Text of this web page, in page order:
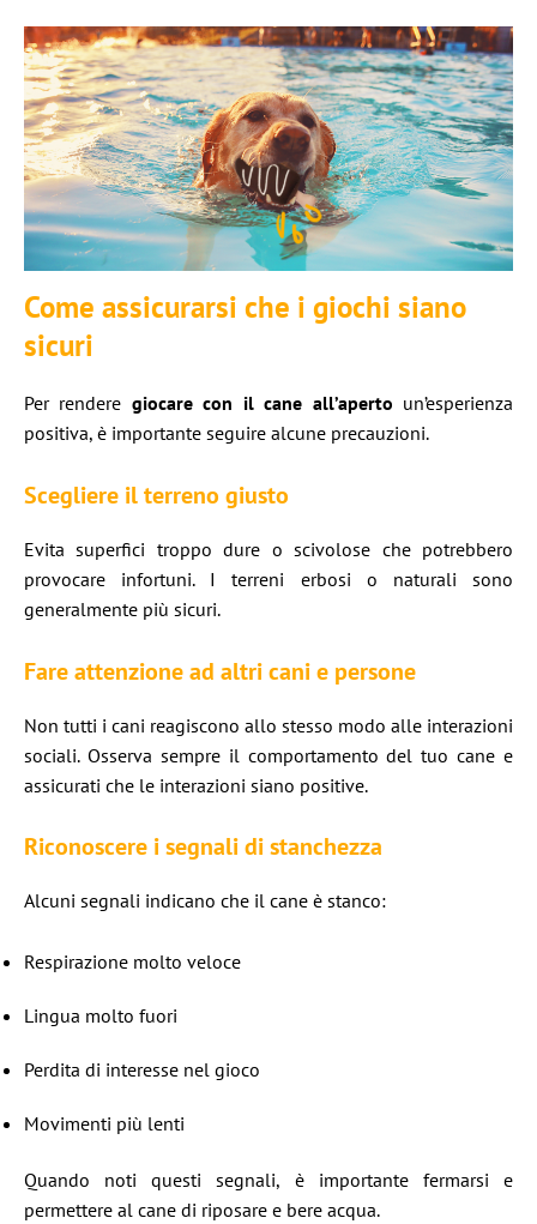
Come assicurarsi che i giochi siano
sicuri
Per rendere giocare con il cane all’aperto un’esperienza
positiva, è importante seguire alcune precauzioni.
Scegliere il terreno giusto
Evita superfici troppo dure o scivolose che potrebbero
provocare infortuni. I terreni erbosi o naturali sono
generalmente più sicuri.
Fare attenzione ad altri cani e persone
Non tutti i cani reagiscono allo stesso modo alle interazioni
sociali. Osserva sempre il comportamento del tuo cane e
assicurati che le interazioni siano positive.
Riconoscere i segnali di stanchezza
Alcuni segnali indicano che il cane è stanco:
Respirazione molto veloce
Lingua molto fuori
Perdita di interesse nel gioco
Movimenti più lenti
Quando noti questi segnali, è importante fermarsi e
permettere al cane di riposare e bere acqua.